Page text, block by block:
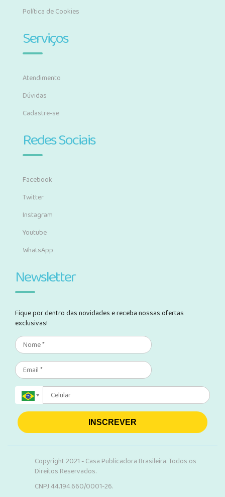
Política de Cookies
Serviços
Atendimento
Dúvidas
Cadastre-se
Redes Sociais
Facebook
Twitter
Instagram
Youtube
WhatsApp
Newsletter
Fique por dentro das novidades e receba nossas ofertas
exclusivas!
INSCREVER
Copyright 2021 - Casa Publicadora Brasileira. Todos os
Direitos Reservados.
CNPJ 44.194.660/0001-26.